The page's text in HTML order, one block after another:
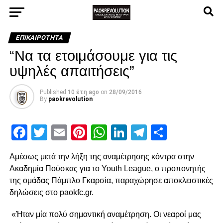
ΕΠΙΚΑΙΡΌΤΗΤΑ
“Nα τα ετοιμάσουμε για τις
υψηλές απαιτήσεις”
Published 10 έτη ago on 28/09/2016
By paokrevolution
Facebook
Twitter
EmailPinterest
WhatsApp
LinkedIn
Telegram
Αμέσως μετά την λήξη της αναμέτρησης κόντρα στην
Ακαδημία Πούσκας για το Youth League, ο προπονητής
της ομάδας Πάμπλο Γκαρσία, παραχώρησε αποκλειστικές
δηλώσεις στο paokfc.gr.
«Ήταν μία πολύ σημαντική αναμέτρηση. Οι νεαροί μας